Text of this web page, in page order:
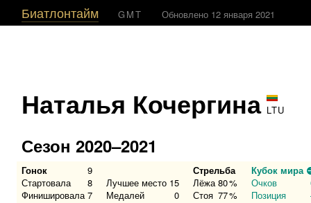
Биатлонтайм GMT Обновлено 12 января 2021
Наталья Кочергина LTU
Сезон 2020–2021
Гонок 9 Стрельба
Кубок мира
Стартовала
8 Лучшее место 15 Лёжа 80% Очков
Финишировала 7 Медалей 0 Стоя 77% Позиция